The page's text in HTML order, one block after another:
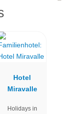
Hotel
Miravalle
Holidays in